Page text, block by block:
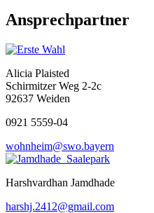
Ansprechpartner
Alicia Plaisted
Schirmitzer Weg 2-2c
92637 Weiden
0921 5559-04
wohnheim@swo.bayern
Harshvardhan Jamdhade
harshj.2412@gmail.com